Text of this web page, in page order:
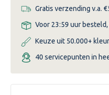
Gratis verzending v.a.
Voor 23:59 uur
Keuze uit 50.000+
40 servicepunten in